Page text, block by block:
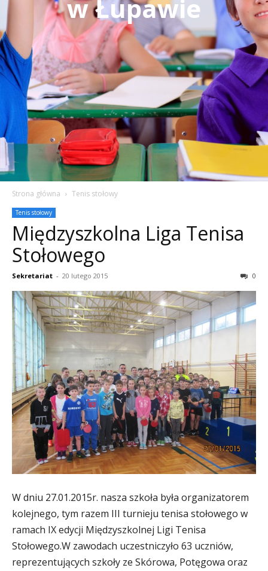
w Łupawie
Strona główna Tenis stołowy
Tenis stołowy
Międzyszkolna Liga Tenisa
Stołowego
Sekretariat - 20 lutego 2015 0
W dniu 27.01.2015r. nasza szkoła była organizatorem
kolejnego, tym razem III turnieju tenisa stołowego w
ramach IX edycji Międzyszkolnej Ligi Tenisa
Stołowego.W zawodach uczestniczyło 63 uczniów,
reprezentujących szkoły ze Skórowa, Potęgowa oraz